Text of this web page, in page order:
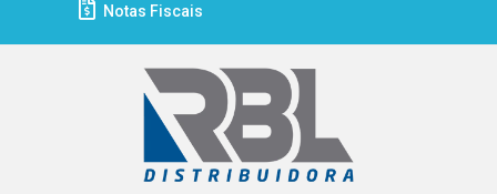
Notas Fiscais